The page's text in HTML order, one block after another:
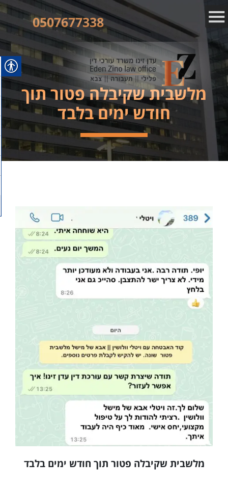
0507677338
מלשבית שקיבלה פטור תוך
חודש ימים בלבד
מלשבית שקיבלה פטור תוך חודש ימים בלבד